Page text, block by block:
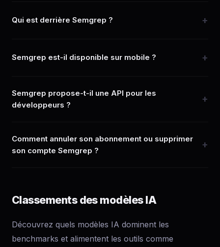
Qui est derrière Semgrep ?
Semgrep est-il disponible sur mobile ?
Semgrep propose-t-il une API pour les
développeurs ?
Comment annuler son abonnement ou supprimer
son compte Semgrep ?
Classements des modèles IA
Découvrez quels modèles IA dominent les
benchmarks et alimentent les outils comme